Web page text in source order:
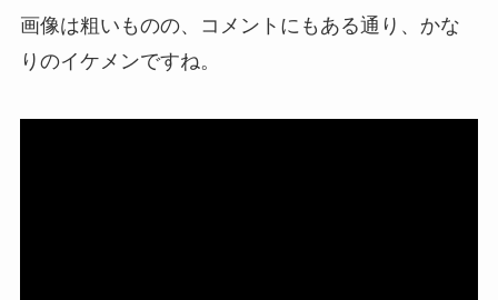
画像は粗いものの、コメントにもある通り、かな
りのイケメンですね。